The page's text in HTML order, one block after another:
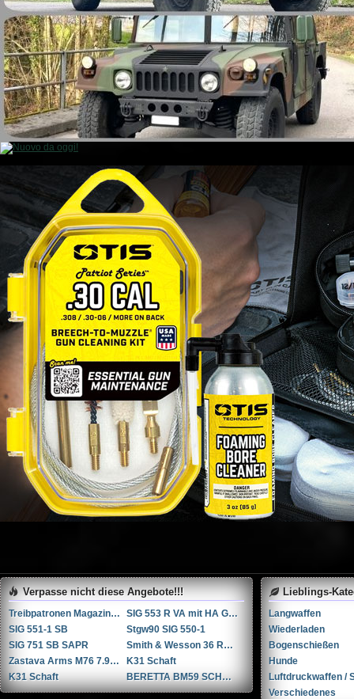
Verpasse nicht diese Angebote!!!
Treibpatronen Magazin STGW 57
SIG 553 R VA mit HA Griffstück
SIG 551-1 SB
Stgw90 SIG 550-1
SIG 751 SB SAPR
Smith & Wesson 36 RB .38 Spl.
Zastava Arms M76 7.92x57mm Mauser / 8mm Mauser / 8x57 JS
K31 Schaft
K31 Schaft
BERETTA BM59 SCHNELLFEUER GEWEHR
Lieblings-
Langwaffen
Wiederladen
Bogenschießen
Hunde
Luftdruckwaffen /
Verschiedenes